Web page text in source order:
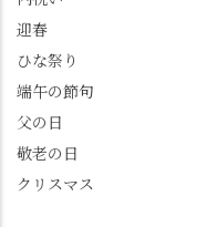
迎春
ひな祭り
端午の節句
父の日
敬老の日
クリスマス